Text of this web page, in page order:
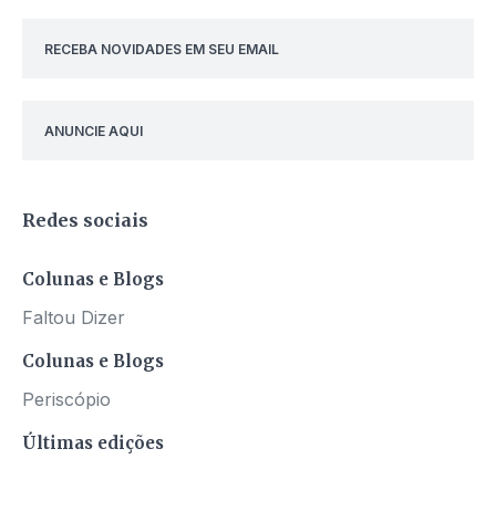
RECEBA NOVIDADES EM SEU EMAIL
ANUNCIE AQUI
Redes sociais
Colunas e Blogs
Faltou Dizer
Colunas e Blogs
Periscópio
Últimas edições